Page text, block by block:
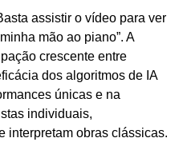
assistir o vídeo para ver
mão ao piano”. A
crescente entre
dos algoritmos de IA
únicas e na
individuais,
interpretam obras clássicas.